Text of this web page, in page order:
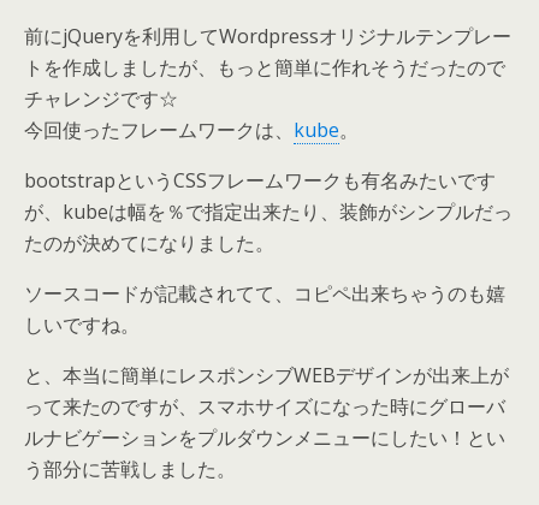
前にjQueryを利用してWordpressオリジナルテンプレー
トを作成しましたが、もっと簡単に作れそうだったので
チャレンジです☆
今回使ったフレームワークは、 kube。
bootstrapというCSSフレームワークも有名みたいです
が、kubeは幅を％で指定出来たり、装飾がシンプルだっ
たのが決めてになりました。
ソースコードが記載されてて、コピペ出来ちゃうのも嬉
しいですね。
と、本当に簡単にレスポンシブWEBデザインが出来上が
って来たのですが、スマホサイズになった時にグローバ
ルナビゲーションをプルダウンメニューにしたい！とい
う部分に苦戦しました。